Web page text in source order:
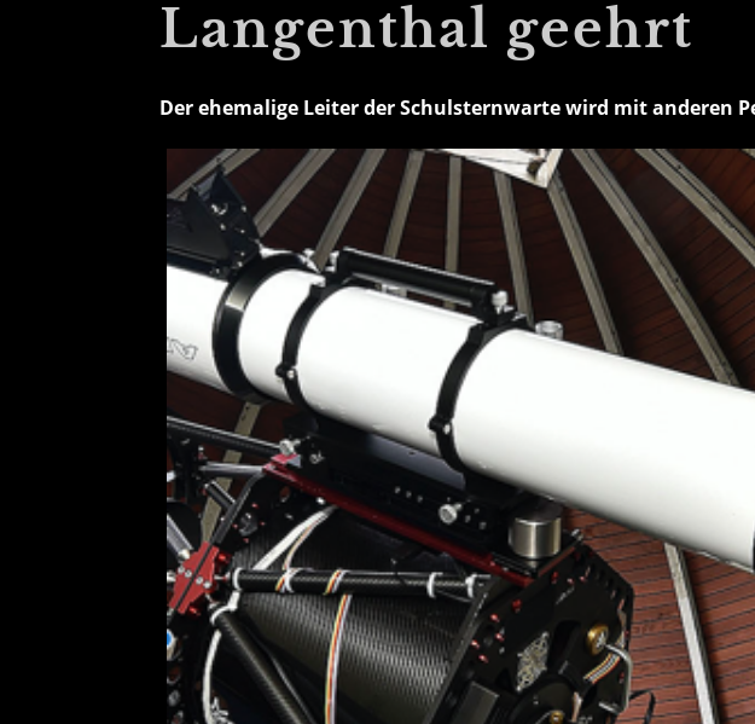
Langenthal geehrt
Der ehemalige Leiter der Schulsternwarte wird mit anderen